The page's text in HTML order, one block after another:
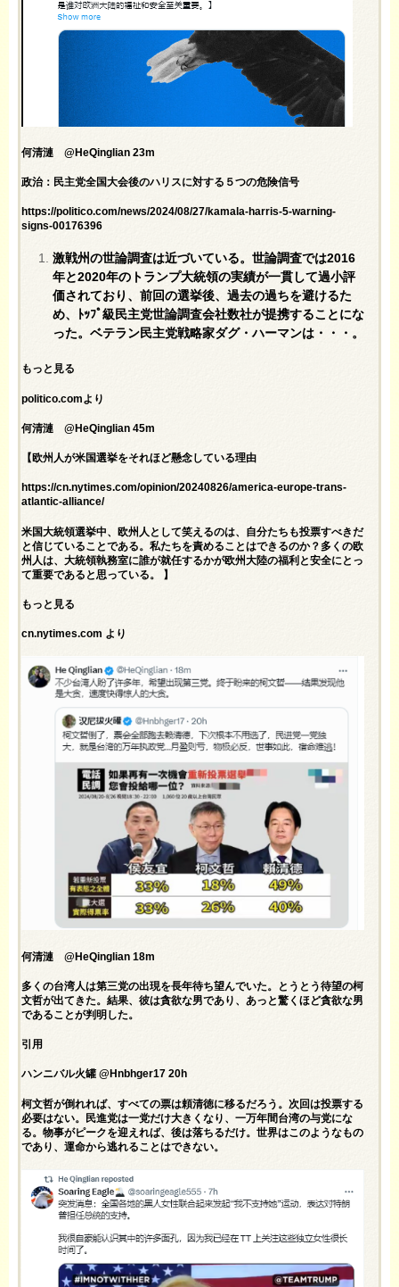
何清漣 @HeQinglian 23m
政治：民主党全国大会後のハリスに対する５つの危険信号
https://politico.com/news/2024/08/27/kamala-harris-5-warning-
signs-00176396
激戦州の世論調査は近づいている。世論調査では2016
年と2020年のトランプ大統領の実績が一貫して過小評
価されており、前回の選挙後、過去の過ちを避けるた
め、ﾄｯﾌﾟ級民主党世論調査会社数社が提携することにな
った。ベテラン民主党戦略家ダグ・ハーマンは・・・。
もっと見る
politico.comより
何清漣 @HeQinglian 45m
【欧州人が米国選挙をそれほど懸念している理由
https://cn.nytimes.com/opinion/20240826/america-europe-trans-
atlantic-alliance/
米国大統領選挙中、欧州人として笑えるのは、自分たちも投票すべきだ
と信じていることである。私たちを責めることはできるのか？多くの欧
州人は、大統領執務室に誰が就任するかが欧州大陸の福利と安全にとっ
て重要であると思っている。 】
もっと見る
cn.nytimes.com より
何清漣 @HeQinglian 18m
多くの台湾人は第三党の出現を長年待ち望んでいた。とうとう待望の柯
文哲が出てきた。結果、彼は貪欲な男であり、あっと驚くほど貪欲な男
であることが判明した。
引用
ハンニバル火罐 @Hnbhger17 20h
柯文哲が倒れれば、すべての票は頼清徳に移るだろう。次回は投票する
必要はない。民進党は一党だけ大きくなり、一万年間台湾の与党にな
る。物事がピークを迎えれば、後は落ちるだけ。世界はこのようなもの
であり、運命から逃れることはできない。